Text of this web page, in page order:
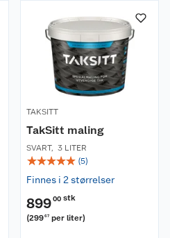
TAKSITT
TakSitt maling
SVART, 3 LITER
☆☆☆☆☆ (5)
Finnes i 2 størrelser
89900 stk
(29967 per liter)